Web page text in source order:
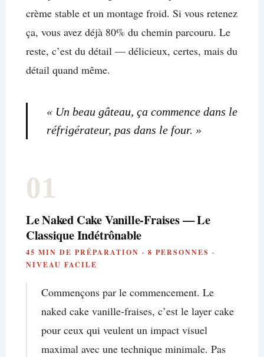
crème stable et un montage froid. Si vous retenez
ça, vous avez déjà 80% du chemin parcouru. Le
reste, c’est du détail — délicieux, certes, mais du
détail quand même.
« Un beau gâteau, ça commence dans le
réfrigérateur, pas dans le four. »
01
Le Naked Cake Vanille-Fraises — Le
Classique Indétrônable
45 MIN DE PRÉPARATION · 8 PERSONNES ·
NIVEAU FACILE
Commençons par le commencement. Le
naked cake vanille-fraises, c’est le layer cake
pour ceux qui veulent un impact visuel
maximal avec une technique minimale. Pas